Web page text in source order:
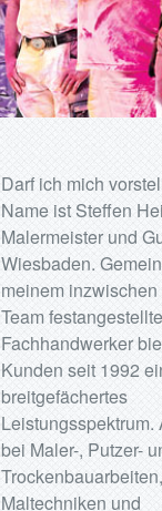
Darf ich mich
Name ist Steffen
Malermeister und
Wiesbaden.
meinem
Team
Fachhandwerker
Kunden seit 1992
breitgefächertes
Leistungsspektrum.
bei Maler-, Putzer-
Maltechniken und